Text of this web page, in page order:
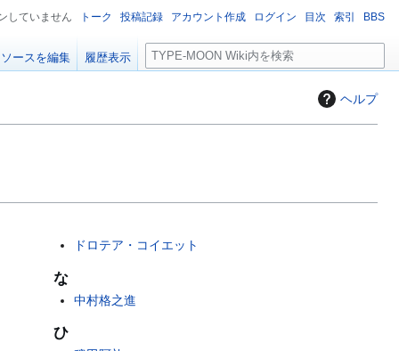
ヘルプ
ドロテア・コイエット
な
中村格之進
ひ
していません トーク 投稿記録 アカウント作成 ログイン 目次 索引 BBS
ソースを編集 履歴表示
検
索